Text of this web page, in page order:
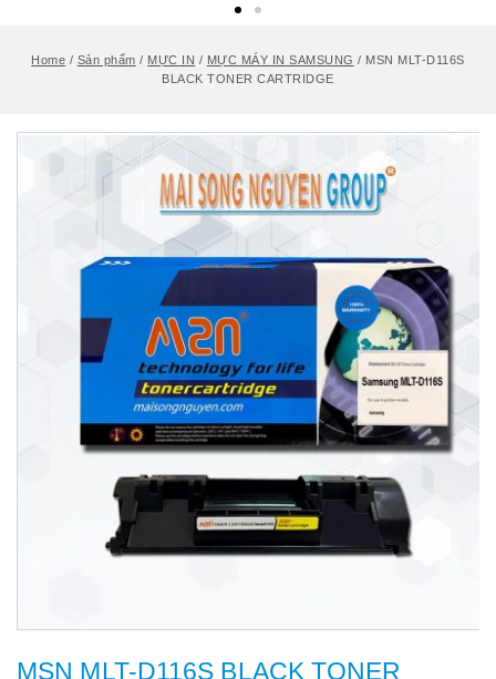
Home / Sản phẩm / MỰC IN / MỰC MÁY IN SAMSUNG / MSN MLT-D116S
BLACK TONER CARTRIDGE
MSN MLT-D116S BLACK TONER